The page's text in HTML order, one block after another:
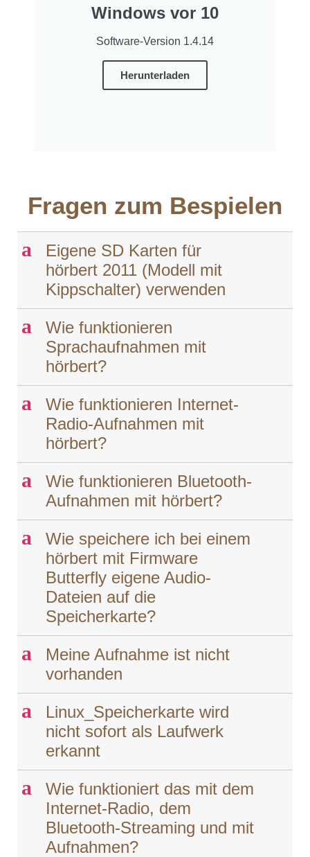
Windows vor 10
Software-Version 1.4.14
Herunterladen
Fragen zum Bespielen
a
Eigene SD Karten für
hörbert 2011 (Modell mit
Kippschalter) verwenden
a
Wie funktionieren
Sprachaufnahmen mit
hörbert?
a
Wie funktionieren Internet-
Radio-Aufnahmen mit
hörbert?
a
Wie funktionieren Bluetooth-
Aufnahmen mit hörbert?
a
Wie speichere ich bei einem
hörbert mit Firmware
Butterfly eigene Audio-
Dateien auf die
Speicherkarte?
a
Meine Aufnahme ist nicht
vorhanden
a
Linux_Speicherkarte wird
nicht sofort als Laufwerk
erkannt
a
Wie funktioniert das mit dem
Internet-Radio, dem
Bluetooth-Streaming und mit
Aufnahmen?